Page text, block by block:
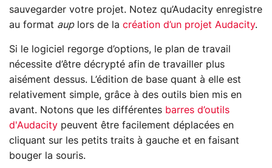
sauvegarder votre projet. Notez qu’Audacity enregistre
au format auplors de la création d’un projet Audacity.
Si le logiciel regorge d’options, le plan de travail
nécessite d’être décrypté afin de travailler plus
aisément dessus. L’édition de base quant à elle est
relativement simple, grâce à des outils bien mis en
avant. Notons que les différentes barres d’outils
d'Audacity peuvent être facilement déplacées en
cliquant sur les petits traits à gauche et en faisant
bouger la souris.